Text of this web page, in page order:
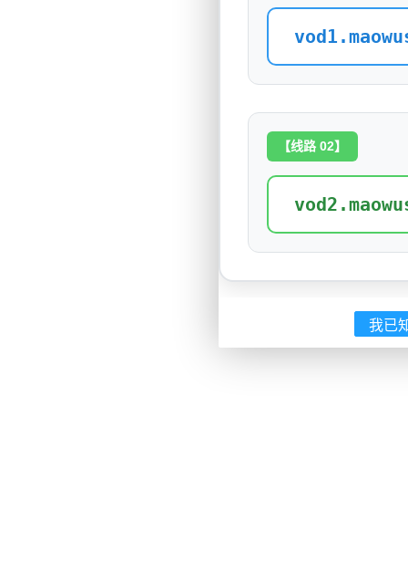
【线路 02】
我已